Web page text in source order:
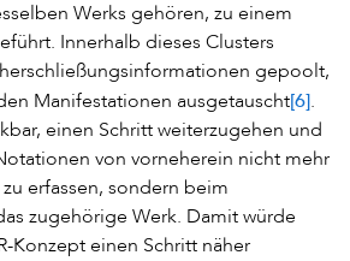
Werks gehören, zu einem
Innerhalb dieses Clusters
gepoolt,
Manifestationen ausgetauscht[6].
einen Schritt weiterzugehen und
von vorneherein nicht mehr
erfassen, sondern beim
zugehörige Werk. Damit würde
Konzept einen Schritt näher